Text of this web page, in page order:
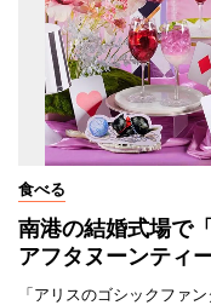
食べる
南港の結婚式場で
アフタヌーンティー
「アリスのゴシックファ